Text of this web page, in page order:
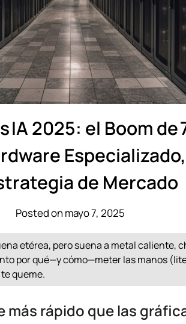
IA 2025: el Boom de
de Mercado
Posted on mayo 7, 2025
etérea, pero suena a metal caliente,
por qué—y cómo—meter las manos
queme.
más rápido que las